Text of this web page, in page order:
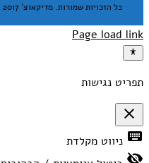
כל הזכויות שמורות. מדיקאוצ' medicoach 2017
Page load link
תפריט נגישות
close
פתיחה
וסגירה
תפריט
keyboard ניווט מקלדת
visibility_off